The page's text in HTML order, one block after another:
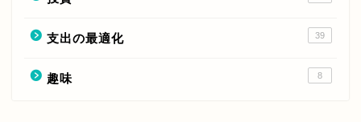
支出の最適化 39
趣味 8